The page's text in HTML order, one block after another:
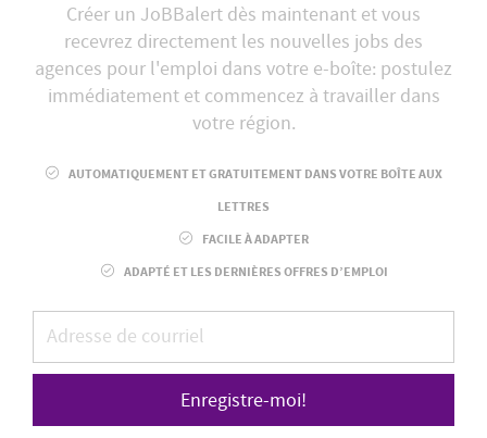
Créer un JoBBalert dès maintenant et vous
recevrez directement les nouvelles jobs des
agences pour l'emploi dans votre e-boîte: postulez
immédiatement et commencez à travailler dans
votre région.
AUTOMATIQUEMENT ET GRATUITEMENT DANS VOTRE BOÎTE AUX
LETTRES
FACILE À ADAPTER
ADAPTÉ ET LES DERNIÈRES OFFRES D’EMPLOI
Enregistre-moi!